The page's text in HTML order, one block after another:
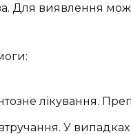
Для виявлення
лікування.
У